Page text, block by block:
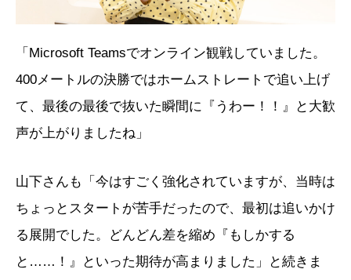
「Microsoft Teamsでオンライン観戦していました。
400メートルの決勝ではホームストレートで追い上げ
て、最後の最後で抜いた瞬間に『うわー！！』と大歓
声が上がりましたね」
山下さんも「今はすごく強化されていますが、当時は
ちょっとスタートが苦手だったので、最初は追いかけ
る展開でした。どんどん差を縮め『もしかする
と……！』といった期待が高まりました」と続きま